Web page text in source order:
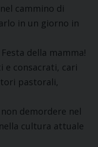
cammino di
in un giorno in
della mamma!
e consacrati, cari
pastorali,
demordere nel
cultura attuale